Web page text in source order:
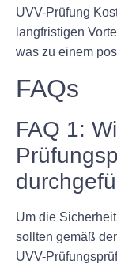
UVV-Prüfung
langfristigen
was zu einem
FAQs
FAQ 1:
Um die
sollten gemäß
UVV-